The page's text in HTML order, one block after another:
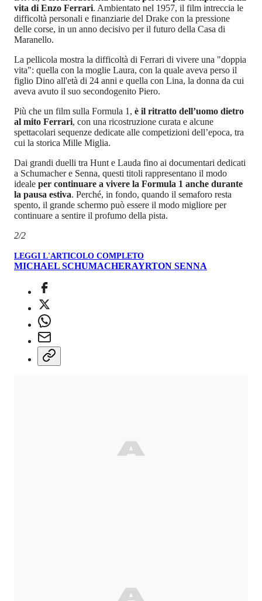
vita di Enzo Ferrari. Ambientato nel 1957, il film intreccia le
difficoltà personali e finanziarie del Drake con la pressione
delle corse, in un anno decisivo per il futuro della Casa di
Maranello.
La pellicola mostra la difficoltà di Ferrari di vivere una "doppia
vita": quella con la moglie Laura, con la quale aveva perso il
figlio Dino all'età di 24 anni e quella con Lina, la donna da cui
aveva avuto il suo secondogenito Piero.
Più che un film sulla Formula 1, è il ritratto dell’uomo dietro
al mito Ferrari, con una ricostruzione curata e alcune
spettacolari sequenze dedicate alle competizioni dell’epoca, tra
cui la storica Mille Miglia.
Dai grandi duelli tra Hunt e Lauda fino ai documentari dedicati
a Schumacher e Senna, questi titoli rappresentano il modo
ideale per continuare a vivere la Formula 1 anche durante
la pausa estiva. Perché, in fondo, quando il semaforo resta
spento, il grande schermo può essere il modo migliore per
continuare a sentire il profumo della pista.
2/2
LEGGI L'ARTICOLO COMPLETO
MICHAEL SCHUMACHERAYRTON SENNA